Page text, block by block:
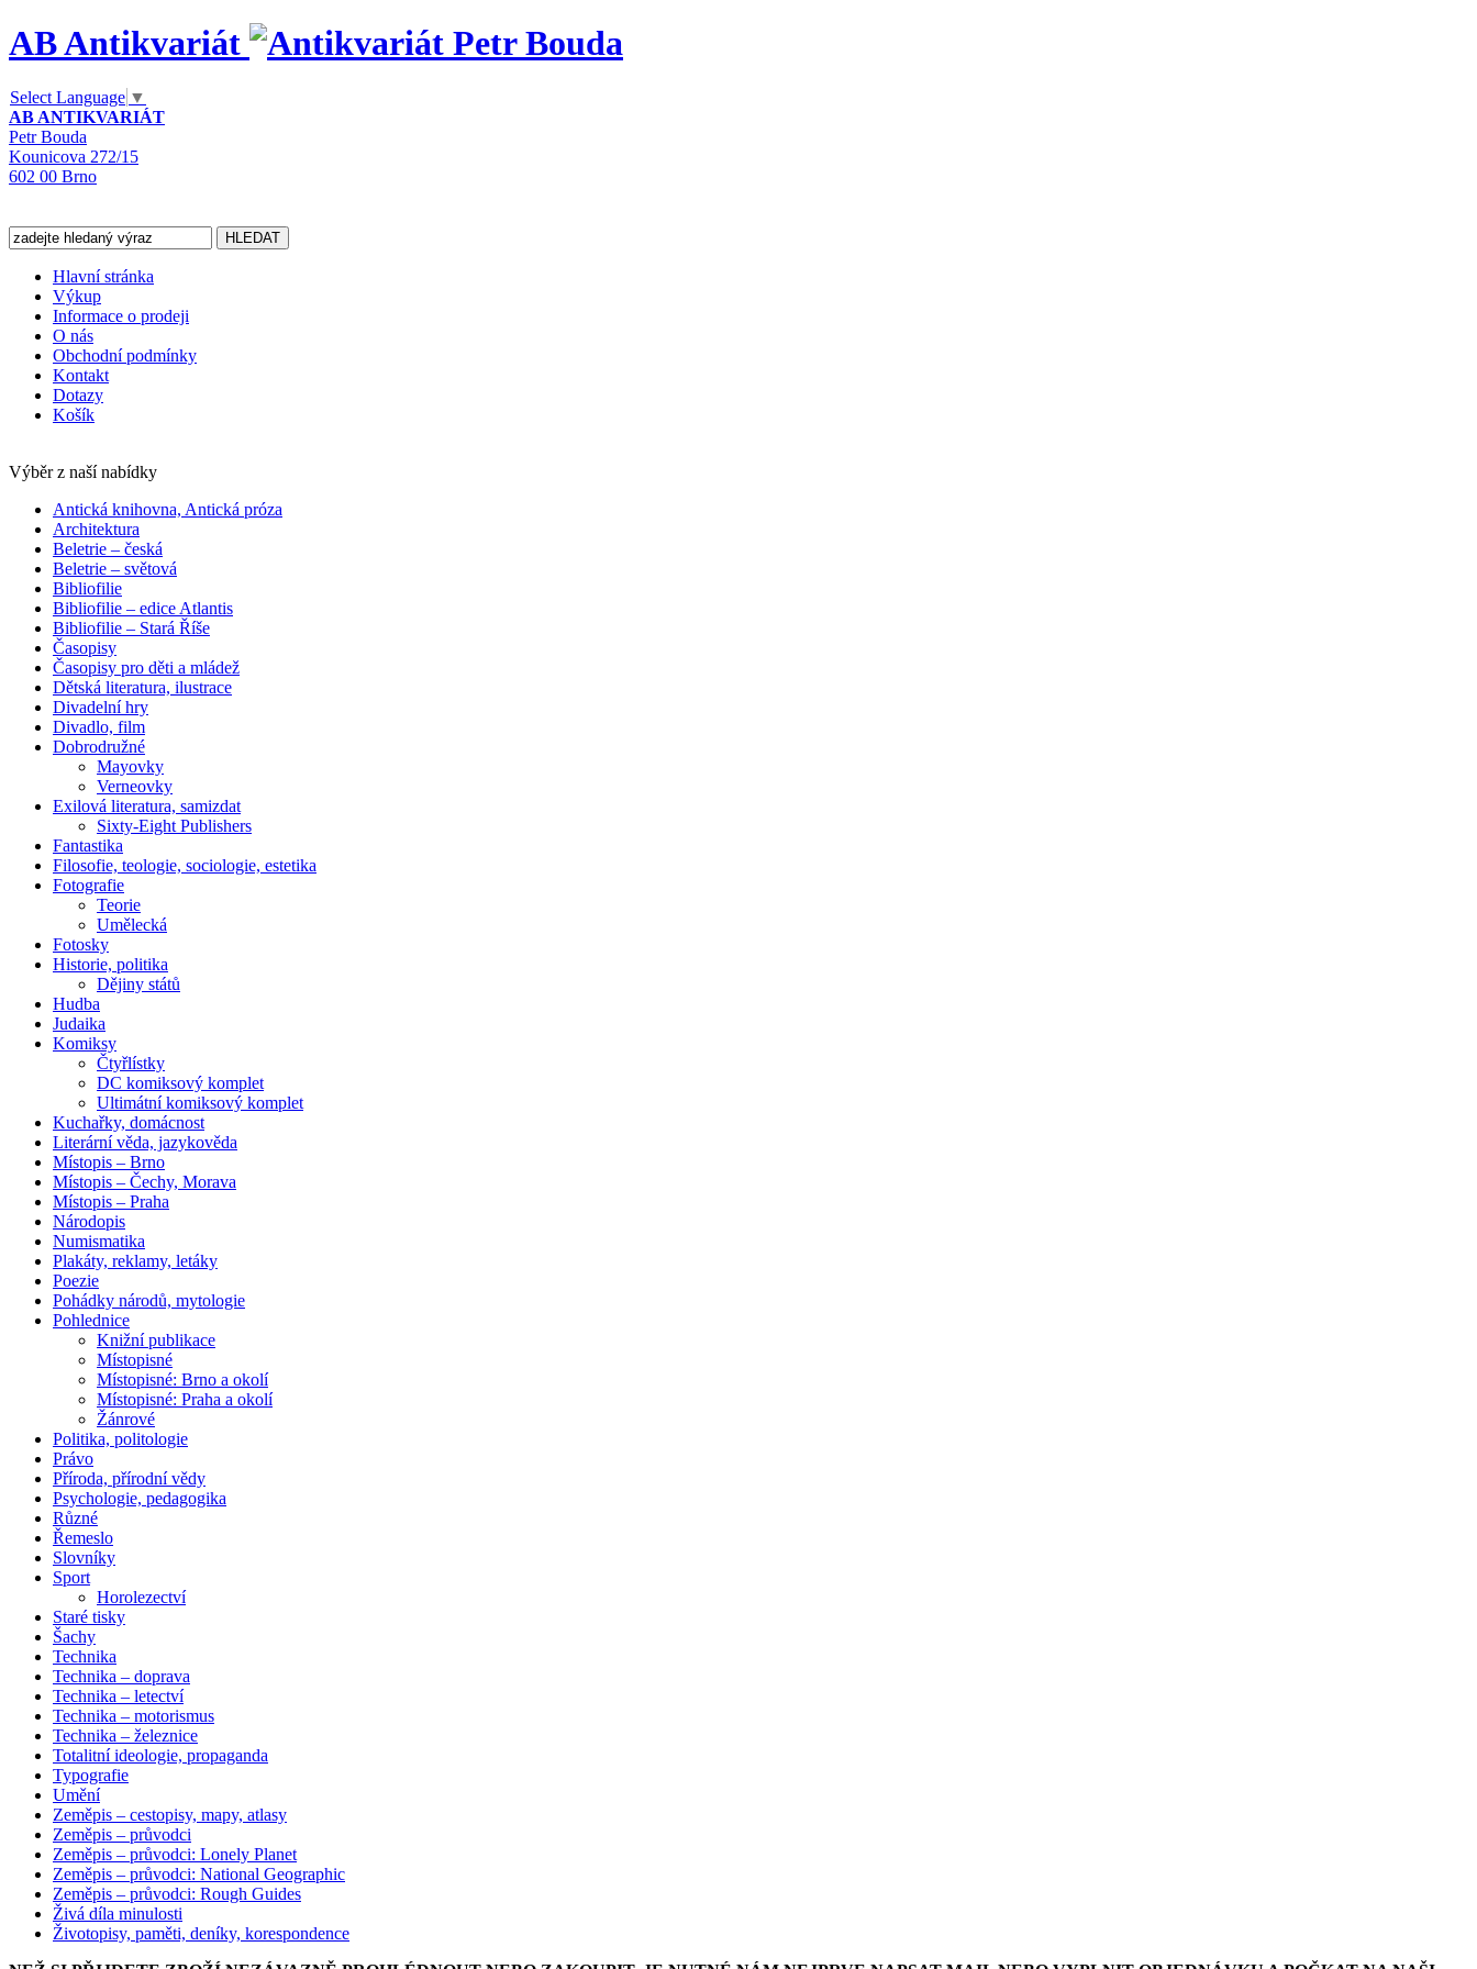
AB Antikvariát
Select Language ▼
AB ANTIKVARIÁT
Petr Bouda
Kounicova 272/15
602 00 Brno
Hlavní stránka
Výkup
Informace o prodeji
O nás
Obchodní podmínky
Kontakt
Dotazy
Košík
Výběr z naší nabídky
Antická knihovna, Antická próza
Architektura
Beletrie – česká
Beletrie – světová
Bibliofilie
Bibliofilie – edice Atlantis
Bibliofilie – Stará Říše
Časopisy
Časopisy pro děti a mládež
Dětská literatura, ilustrace
Divadelní hry
Divadlo, film
Dobrodružné
Mayovky
Verneovky
Exilová literatura, samizdat
Sixty-Eight Publishers
Fantastika
Filosofie, teologie, sociologie, estetika
Fotografie
Teorie
Umělecká
Fotosky
Historie, politika
Dějiny států
Hudba
Judaika
Komiksy
Čtyřlístky
DC komiksový komplet
Ultimátní komiksový komplet
Kuchařky, domácnost
Literární věda, jazykověda
Místopis – Brno
Místopis – Čechy, Morava
Místopis – Praha
Národopis
Numismatika
Plakáty, reklamy, letáky
Poezie
Pohádky národů, mytologie
Pohlednice
Knižní publikace
Místopisné
Místopisné: Brno a okolí
Místopisné: Praha a okolí
Žánrové
Politika, politologie
Právo
Příroda, přírodní vědy
Psychologie, pedagogika
Různé
Řemeslo
Slovníky
Sport
Horolezectví
Staré tisky
Šachy
Technika
Technika – doprava
Technika – letectví
Technika – motorismus
Technika – železnice
Totalitní ideologie, propaganda
Typografie
Umění
Zeměpis – cestopisy, mapy, atlasy
Zeměpis – průvodci
Zeměpis – průvodci: Lonely Planet
Zeměpis – průvodci: National Geographic
Zeměpis – průvodci: Rough Guides
Živá díla minulosti
Životopisy, paměti, deníky, korespondence